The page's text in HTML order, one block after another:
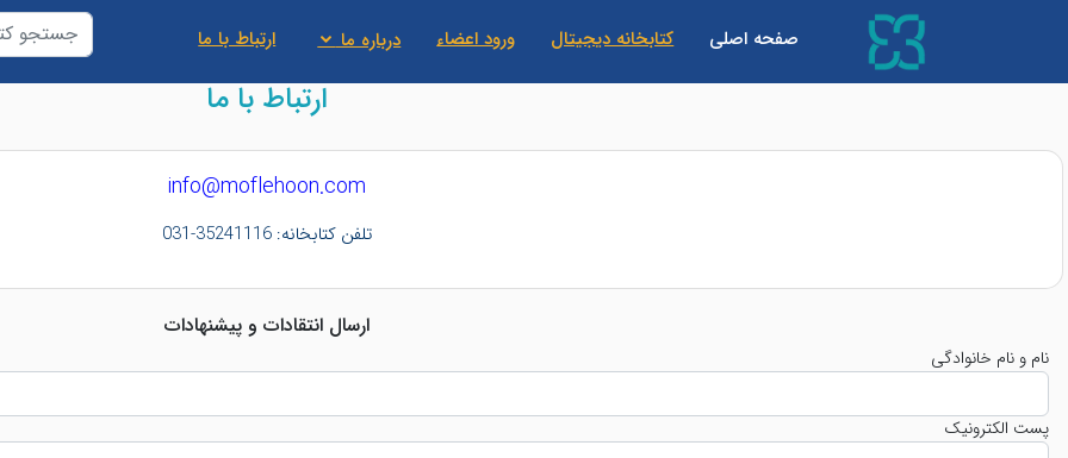
صفحه اصلی
(current) کتابخانه دیجیتال ورود اعضاء درباره ما ارتباط با ما
ارتباط با ما
تلفن كتابخانه: 35241116-031
ارسال انتقادات و پیشنهادات
نام و نام خانوادگی
پست الکترونیک